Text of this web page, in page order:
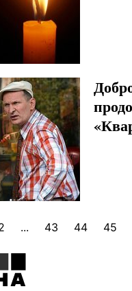
... 43 44 45